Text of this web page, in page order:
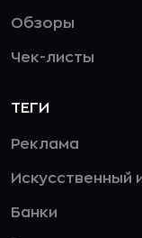
Обзоры
Чек-листы
ТЕГИ
Реклама
Искусственный
Банки